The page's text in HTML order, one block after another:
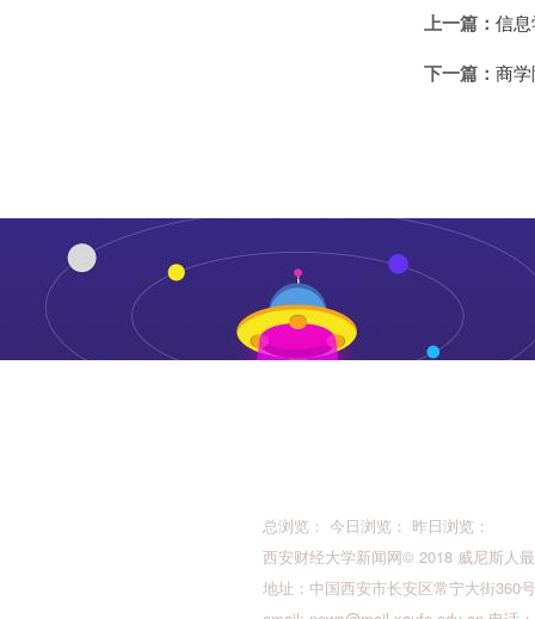
上一篇： 信
下一篇： 商
总浏览： 今日浏览： 昨日浏览：
西安财经大学新闻网© 2018 威尼斯人
地址：中国西安市长安区常宁大街360